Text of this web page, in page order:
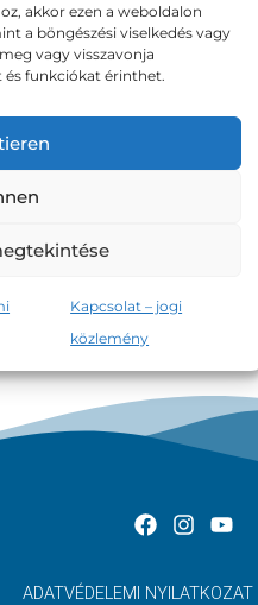
akkor ezen a weboldalon
a böngészési viselkedés vagy
vagy visszavonja
és funkciókat érinthet.
Kapcsolat – jogi
közlemény
ADATVÉDELEMI NYILATKOZAT